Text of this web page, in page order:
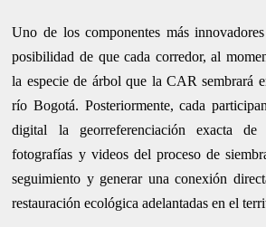
Uno de los componentes más
posibilidad de que cada corredor, al
la especie de árbol que la CAR sembrará
río Bogotá. Posteriormente, cada
digital la georreferenciación exacta
fotografías y videos del proceso de
seguimiento y generar una conexión
restauración ecológica adelantadas en el